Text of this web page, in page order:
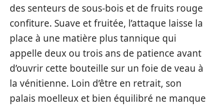
des senteurs de sous-bois et de fruits rouge
confiture. Suave et fruitée, l’attaque laisse la
place à une matière plus tannique qui
appelle deux ou trois ans de patience avant
d’ouvrir cette bouteille sur un foie de veau à
la vénitienne. Loin d’être en retrait, son
palais moelleux et bien équilibré ne manque